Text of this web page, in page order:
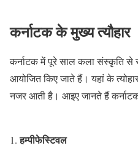
कर्नाटक के मुख्य त्यौहार
कर्नाटक में पूरे साल कला संस्कृति
आयोजित किए जाते हैं। यहां के
नजर आती है। आइए जानते हैं
1.हम्पीफेस्टिवल